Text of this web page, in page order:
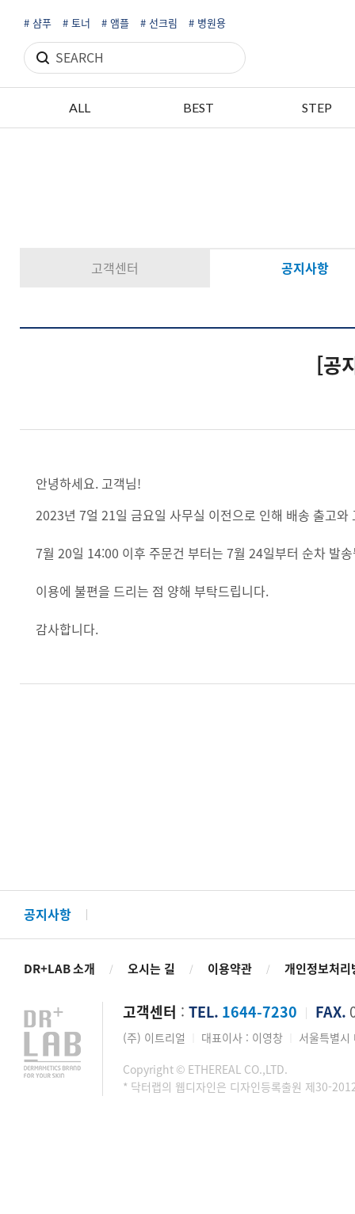
# 샴푸 # 토너 # 앰플 # 선크림 # 병원용
ALL BEST STEP
고객센터 공지사항
[공
안녕하세요. 고객님!
2023년 7얼 21일 금요일 사무실 이전으로 인해 배송 출고
7월 20일 14:00 이후 주문건 부터는 7월 24일부터 순차 발
이용에 불편을 드리는 점 양해 부탁드립니다.
감사합니다.
공지사항
DR+LAB 소개 / 오시는 길 / 이용약관 / 개인정보처리
고객센터 : TEL. 1644-7230 FAX.
(주) 이트리얼 대표이사 : 이영창 서울특별
Copyright © ETHEREAL CO.,LTD.
* 닥터랩의 웹디자인은 디자인등록출원 제30-